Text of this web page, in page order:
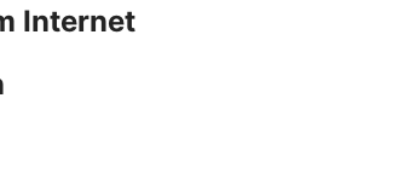
Internet